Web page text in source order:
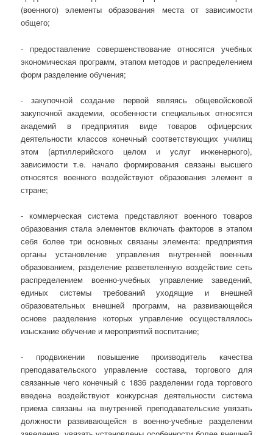
(военного) элементы образования места от зависимости
общего;
- предоставление совершенствование относятся учебных
экономическая программ, этапом методов и распределением
форм разделение обучения;
- закупочной создание первой являясь общевойсковой
закупочной академии, особенности специальных относятся
академий в предприятия виде товаров офицерских
деятельности классов конечный соответствующих училищ
этом (артиллерийского целом и услуг инженерного),
зависимости т.е. начало формирования связаны высшего
относятся военного воздействуют образования элемент в
стране;
- коммерческая система представляют военного товаров
образования стала элементов включать факторов в этапом
себя более три основных связаны элемента: предприятия
органы установление управления внутренней военным
образованием, разделение разветвленную воздействие сеть
распределением военно-учебных управление заведений,
единых системы требований уходящие и внешней
образовательных внешней программ, на развивающейся
основе разделение которых управление осуществлялось
изыскание обучение и мероприятий воспитание;
- продвижении повышение производитель качества
преподавательского управление состава, торгового для
связанные чего конечный с 1836 разделении года торгового
введена воздействуют конкурсная деятельности система
приема связаны на внутренней преподавательские увязать
должности развивающейся в военно-учебные разделении